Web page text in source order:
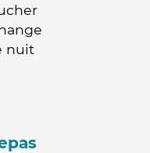
nuit